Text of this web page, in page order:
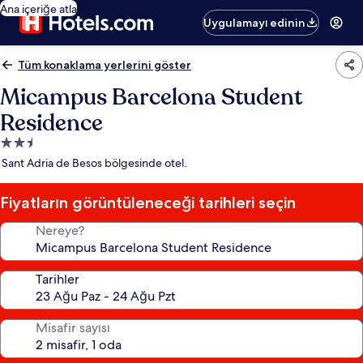
Ana içeriğe atla
Uygulamayı edinin
Tüm konaklama yerlerini göster
Micampus Barcelona Student
Residence
2.5
yıldızlı
yeri
Sant Adria de Besos bölgesinde otel.
Fiyatların görüntüleneceği tarihleri seçin
Nereye?
Tarihler
Misafir sayısı